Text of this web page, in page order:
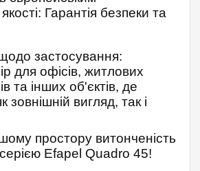
Гарантія безпеки та
застосування:
для офісів, житлових
та інших об'єктів, де
вигляд, так і
простору витонченість
Efapel Quadro 45!